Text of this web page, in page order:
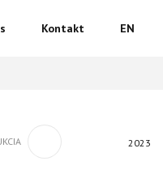
Kontakt EN
2023